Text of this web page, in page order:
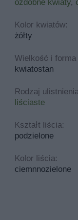
dopasowane do
Do zwalczania
ogrodowych.
ozdobne kwiaty,
Kolor kwiatów:
żółty
Wielkość i forma
kwiatostan
Rodzaj
liściaste
Kształt liścia:
podzielone
Kolor liścia:
ciemnnozielone